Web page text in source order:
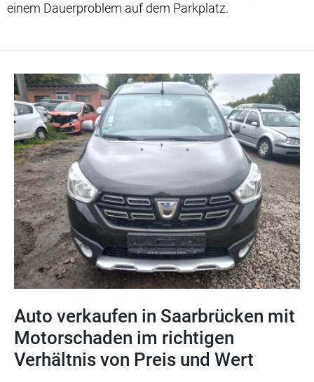
einem Dauerproblem auf dem Parkplatz.
Auto verkaufen in Saarbrücken mit
Motorschaden im richtigen
Verhältnis von Preis und Wert